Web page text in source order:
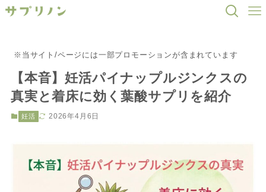
※当サイト/ページには一部プロモーションが含まれています
【本音】妊活パイナップルジンクスの
真実と着床に効く葉酸サプリを紹介
妊活 2026年4月6日